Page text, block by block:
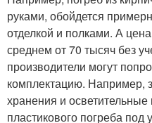
руками, обойдется
отделкой и полками. А
среднем от 70 тысяч без
производители могут
комплектацию. Например,
хранения и
пластикового погреба